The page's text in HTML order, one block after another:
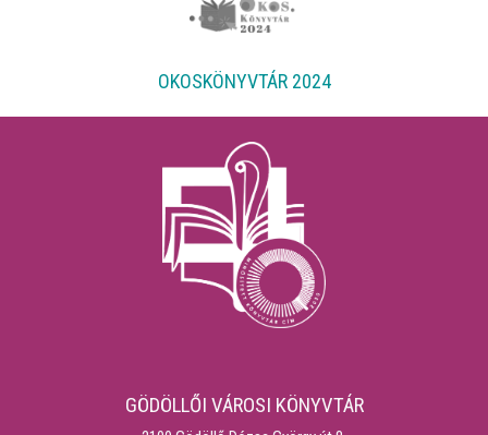
OKOSKÖNYVTÁR 2024
GÖDÖLLŐI VÁROSI KÖNYVTÁR